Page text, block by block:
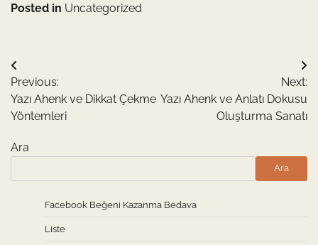
Posted in Uncategorized
Yazı
gezinmesi
Previous:
Yazı Ahenk ve Dikkat Çekme
Yöntemleri
Next:
Yazı Ahenk ve Anlatı Dokusu
Oluşturma Sanatı
Ara
Ara
Facebook Beğeni Kazanma Bedava
Liste